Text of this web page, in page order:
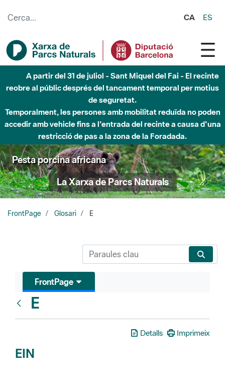
CA ES
A partir del 31 de juliol - Sant Miquel del Fai - El recinte
reobre al públic després del tancament temporal per motius
de seguretat.
Temporalment, les persones amb mobilitat reduïda no poden
accedir amb vehicle fins a l'entrada del recinte a causa d'una
restricció de pas a la zona de la Foradada.
Pesta porcina africana
La Xarxa de Parcs Naturals
FrontPage Glosari E
FrontPage
E
Detalls Imprimeix
EIN